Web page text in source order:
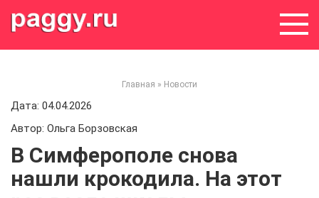
Главная » Новости
Дата: 04.04.2026
Автор: Ольга Борзовская
В Симферополе снова
нашли крокодила. На этот